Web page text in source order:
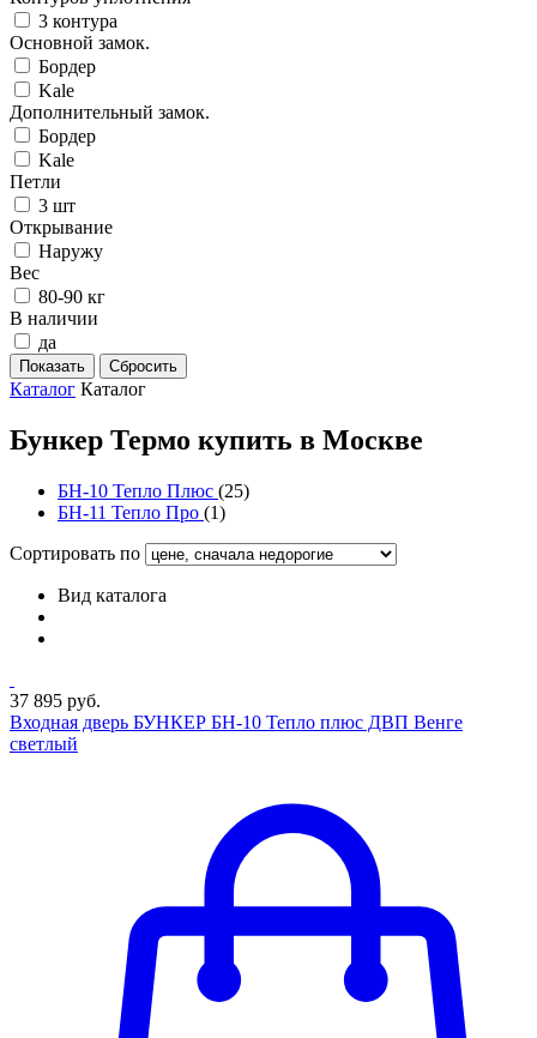
3 контура
Основной замок.
Бордер
Kale
Дополнительный замок.
Бордер
Kale
Петли
3 шт
Открывание
Наружу
Вес
80-90 кг
В наличии
да
Каталог Каталог
Бункер Термо купить в Москве
БН-10 Тепло Плюс (25)
БН-11 Тепло Про (1)
Сортировать по
Вид каталога
37 895 руб.
Входная дверь БУНКЕР БН-10 Тепло плюс ДВП Венге
светлый